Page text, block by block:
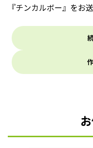
『チンカルボー』をお